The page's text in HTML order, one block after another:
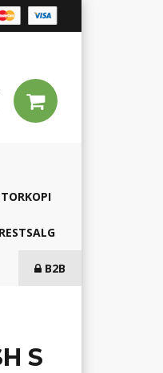
RESTSALG
B2B
S